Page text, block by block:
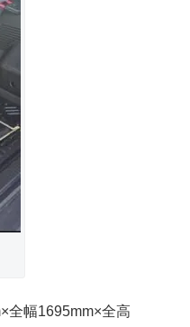
全幅1695mm×全高